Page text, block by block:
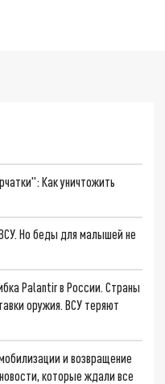
Как уничтожить
Но беды для малышей не
Palantir в России. Страны
оружия. ВСУ теряют
и возвращение
которые ждали все